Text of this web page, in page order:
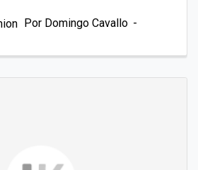
Por Domingo Cavallo